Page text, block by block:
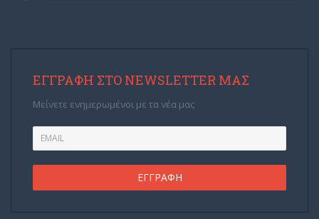
ΕΓΓΡΑΦΉ ΣΤΟ NEWSLETTER ΜΑΣ
Μείνετε ενημερωμένοι με τα νέα μας